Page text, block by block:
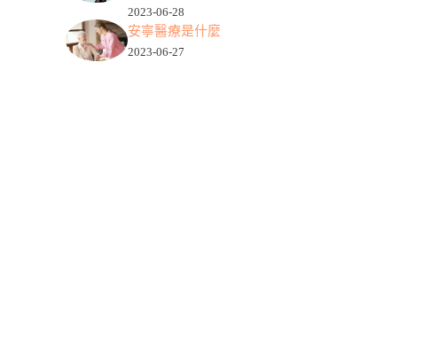
2023-06-28
安寧醫療是什麼
2023-06-27